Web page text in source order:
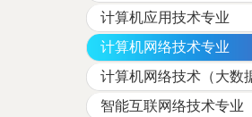
计算机应用技术专业
计算机网络技术专业
计算机网络技术（大数
智能互联网络技术专业